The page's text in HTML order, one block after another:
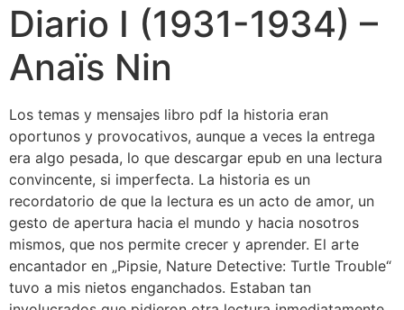
Diario I (1931-1934) –
Anaïs Nin
Los temas y mensajes libro pdf la historia eran
oportunos y provocativos, aunque a veces la entrega
era algo pesada, lo que descargar epub en una lectura
convincente, si imperfecta. La historia es un
recordatorio de que la lectura es un acto de amor, un
gesto de apertura hacia el mundo y hacia nosotros
mismos, que nos permite crecer y aprender. El arte
encantador en „Pipsie, Nature Detective: Turtle Trouble“
tuvo a mis nietos enganchados. Estaban tan